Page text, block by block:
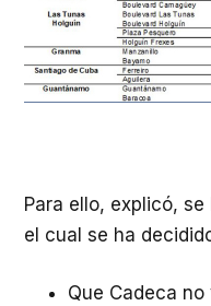
Para ello, explicó,
el cual se ha
Que Cadeca